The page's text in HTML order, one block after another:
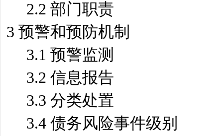
2.2 部门职责
3 预警和预防机制
3.1 预警监测
3.2 信息报告
3.3 分类处置
3.4 债务风险事件级别